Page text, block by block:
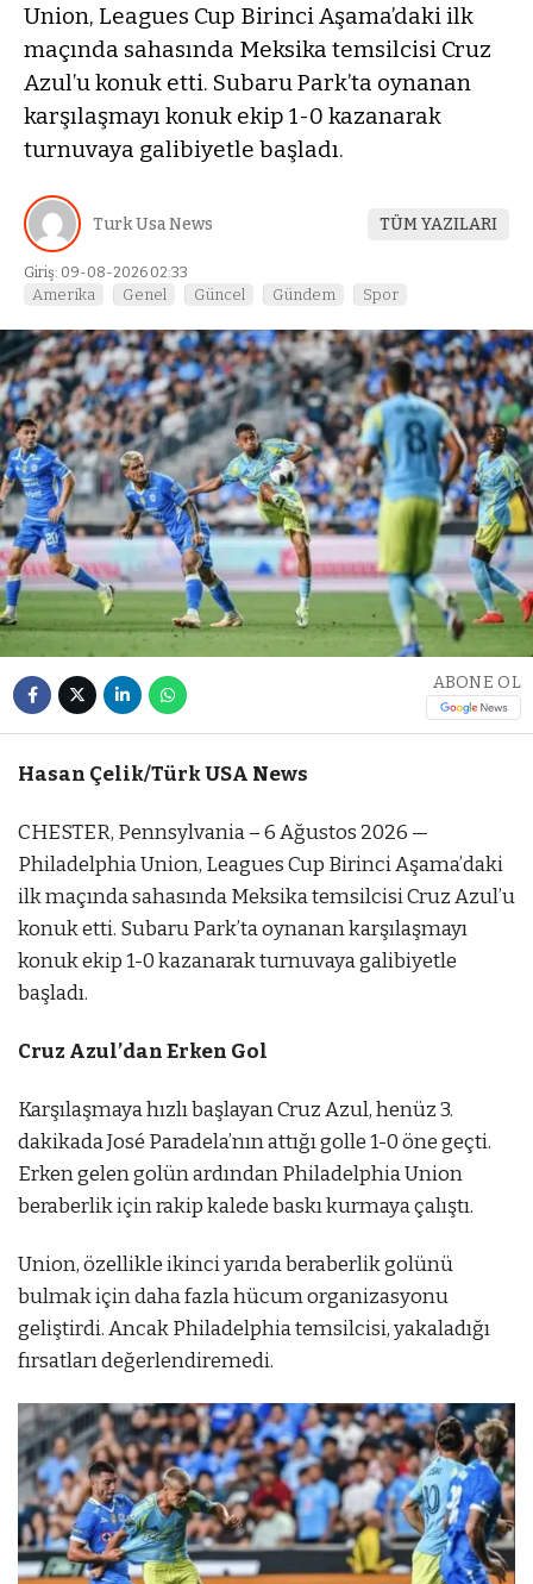
Union, Leagues Cup Birinci Aşama’daki ilk
maçında sahasında Meksika temsilcisi Cruz
Azul’u konuk etti. Subaru Park’ta oynanan
karşılaşmayı konuk ekip 1-0 kazanarak
turnuvaya galibiyetle başladı.
Turk Usa News TÜM YAZILARI
Giriş: 09-08-2026 02:33
Amerika Genel Güncel Gündem Spor
ABONE OL
Hasan Çelik/Türk USA News
CHESTER, Pennsylvania – 6 Ağustos 2026 —
Philadelphia Union, Leagues Cup Birinci Aşama’daki
ilk maçında sahasında Meksika temsilcisi Cruz Azul’u
konuk etti. Subaru Park’ta oynanan karşılaşmayı
konuk ekip 1-0 kazanarak turnuvaya galibiyetle
başladı.
Cruz Azul’dan Erken Gol
Karşılaşmaya hızlı başlayan Cruz Azul, henüz 3.
dakikada José Paradela’nın attığı golle 1-0 öne geçti.
Erken gelen golün ardından Philadelphia Union
beraberlik için rakip kalede baskı kurmaya çalıştı.
Union, özellikle ikinci yarıda beraberlik golünü
bulmak için daha fazla hücum organizasyonu
geliştirdi. Ancak Philadelphia temsilcisi, yakaladığı
fırsatları değerlendiremedi.